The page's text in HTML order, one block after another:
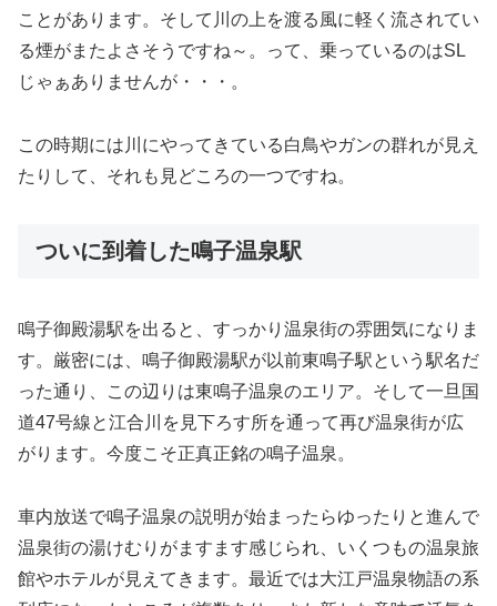
ことがあります。そして川の上を渡る風に軽く流されてい
る煙がまたよさそうですね～。って、乗っているのはSL
じゃぁありませんが・・・。
この時期には川にやってきている白鳥やガンの群れが見え
たりして、それも見どころの一つですね。
ついに到着した鳴子温泉駅
鳴子御殿湯駅を出ると、すっかり温泉街の雰囲気になりま
す。厳密には、鳴子御殿湯駅が以前東鳴子駅という駅名だ
った通り、この辺りは東鳴子温泉のエリア。そして一旦国
道47号線と江合川を見下ろす所を通って再び温泉街が広
がります。今度こそ正真正銘の鳴子温泉。
車内放送で鳴子温泉の説明が始まったらゆったりと進んで
温泉街の湯けむりがますます感じられ、いくつもの温泉旅
館やホテルが見えてきます。最近では大江戸温泉物語の系